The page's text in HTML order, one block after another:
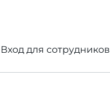
Вход для сотрудников